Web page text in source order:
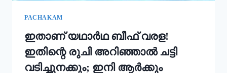
PACHAKAM
ഇതാണ് യഥാർഥ ബീഫ് വരള!
ഇതിന്റെ രുചി അറിഞ്ഞാൽ ചട്ടി
വടിച്ചുനക്കും; ഇനി ആർക്കും